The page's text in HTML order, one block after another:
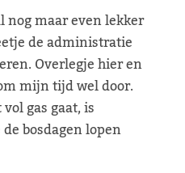
nog maar even lekker
de administratie
Overlegje hier en
mijn tijd wel door.
gas gaat, is
bosdagen lopen